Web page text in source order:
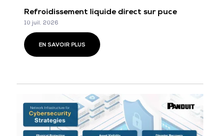
Refroidissement liquide direct sur puce
10 juil. 2026
EN SAVOIR PLUS